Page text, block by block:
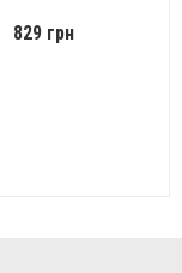
829 грн